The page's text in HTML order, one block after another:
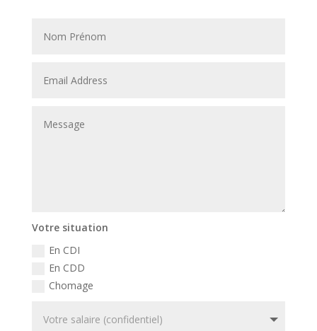
Votre situation
En CDI
En CDD
Chomage